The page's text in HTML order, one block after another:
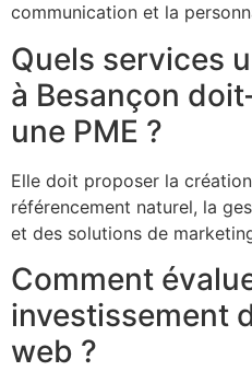
communication et la
Quels services
à Besançon
une PME ?
Elle doit proposer la
référencement naturel, la
et des solutions de
Comment
investissement
web ?